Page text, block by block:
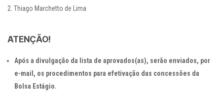
Thiago Marchetto de Lima
ATENÇÃO!
Após a divulgação da lista de aprovados(as), serão enviados, por
e-mail, os procedimentos para efetivação das concessões da
Bolsa Estágio.